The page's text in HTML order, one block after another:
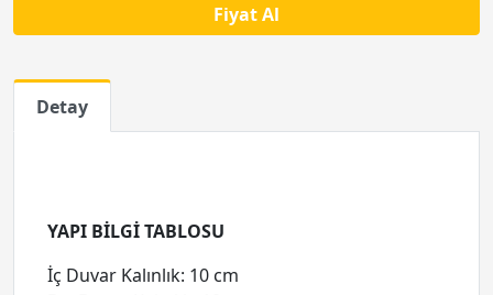
Fiyat Al
Detay
YAPI BİLGİ TABLOSU
İç Duvar Kalınlık: 10 cm